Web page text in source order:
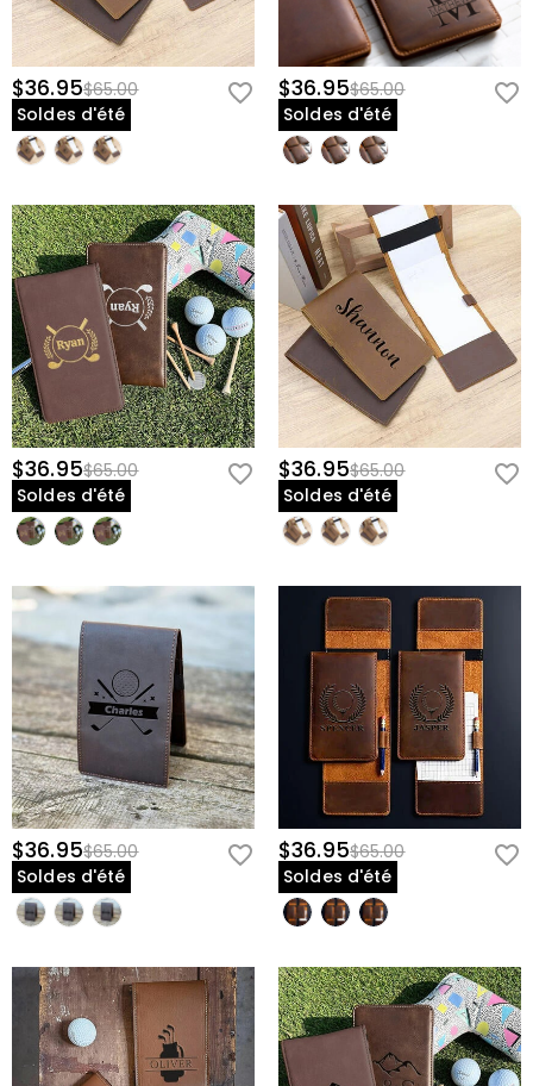
$36.95$65.00
Soldes d'été
$36.95$65.00
Soldes d'été
$36.95$65.00
Soldes d'été
$36.95$65.00
Soldes d'été
$36.95$65.00
Soldes d'été
$36.95$65.00
Soldes d'été